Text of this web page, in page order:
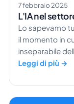
7 febbraio 2025
L'IA nel
Lo sapevamo
il momento in
inseparabile
artificiale non è
essere nostri
strumento
Leggi di più →